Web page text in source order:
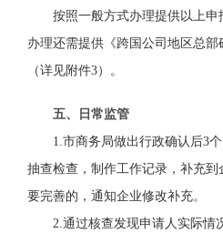
按照一般方式办理提供以上申
办理还需提供《跨国公司地区总部
（详见附件3）。
五、日常监管
1.市商务局做出行政确认后3
抽查检查 ，制作工作记录，补充到
要完善的，通知企业修改补充。
2.通过核查发现申请人实际情